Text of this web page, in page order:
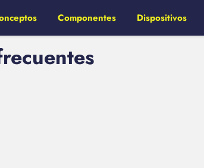
Componentes Dispositivos